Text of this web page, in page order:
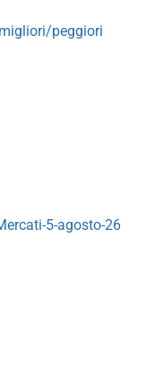
peggiori
5-agosto-26